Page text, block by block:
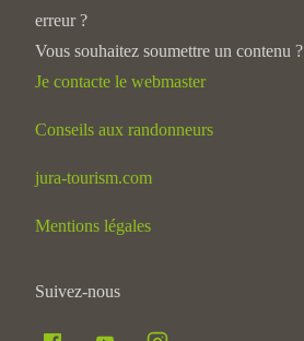
erreur ?
Vous souhaitez soumettre un contenu ?
Je contacte le webmaster
Conseils aux randonneurs
jura-tourism.com
Mentions légales
Suivez-nous